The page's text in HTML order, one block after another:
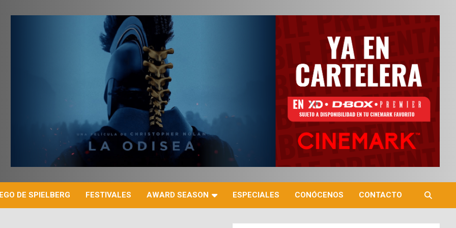
DE SPIELBERG FESTIVALES AWARD SEASON ESPECIALES CONÓCENOS CONTACTO